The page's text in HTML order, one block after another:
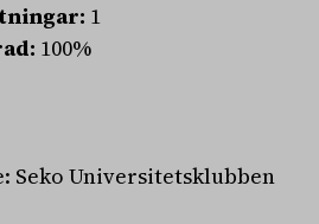
1
100%
Seko Universitetsklubben